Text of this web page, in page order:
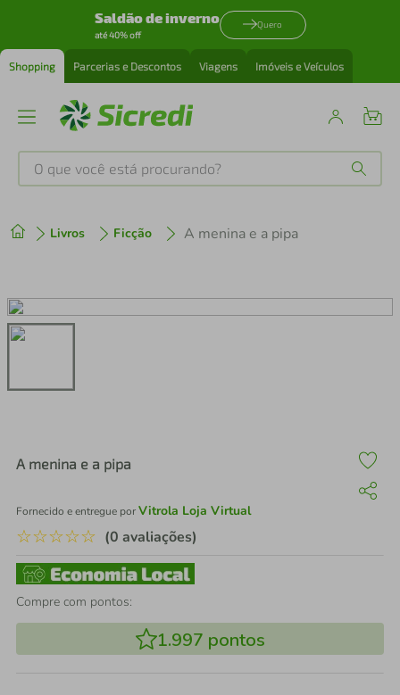
Saldão de inverno
até 40% off
Quero
Shopping Parcerias e Descontos Viagens Imóveis e Veículos
O que você está procurando?
Livros Ficção A menina e a pipa
A menina e a pipa
Fornecido e entregue porVitrola Loja Virtual
☆☆☆☆☆ (0 avaliações)
Compre com pontos:
1.997 pontos
2º cafeteira